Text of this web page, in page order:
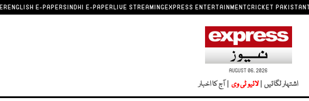
ENGLISH E-PAPERSINDHI E-PAPERLIVE STREAMINGEXPRESS ENTERTAINMENTCRICKET PAKISTAN
AUGUST 06, 2026
اشتہار لگائیں | | آج کا اخبار